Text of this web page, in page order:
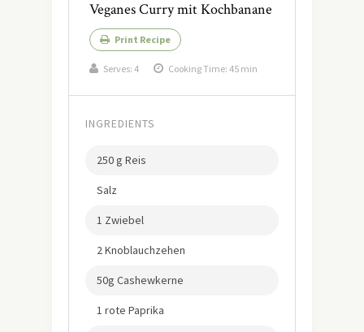
Veganes Curry mit Kochbanane
Print Recipe
Serves: 4 Cooking Time: 45 min
INGREDIENTS
250 g Reis
Salz
1 Zwiebel
2 Knoblauchzehen
50g Cashewkerne
1 rote Paprika